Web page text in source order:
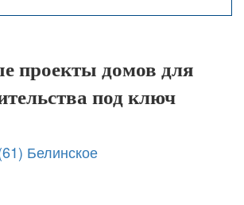
проекты домов для
под ключ
Белинское